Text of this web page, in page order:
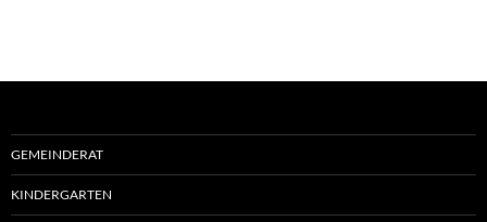
GEMEINDERAT
KINDERGARTEN